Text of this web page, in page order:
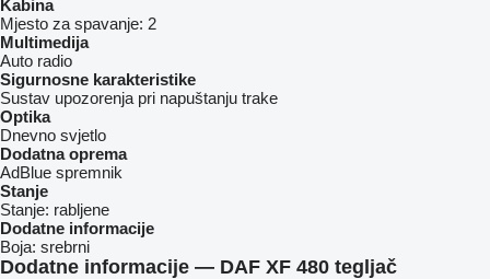
Kabina
Mjesto za spavanje: 2
Multimedija
Auto radio
Sigurnosne karakteristike
Sustav upozorenja pri napuštanju trake
Optika
Dnevno svjetlo
Dodatna oprema
AdBlue spremnik
Stanje
Stanje: rabljene
Dodatne informacije
Boja: srebrni
Dodatne informacije — DAF XF 480 tegljač